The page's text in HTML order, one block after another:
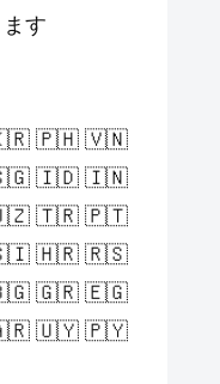
す
🇵🇭 🇻🇳
🇮🇩 🇮🇳
🇹🇷 🇵🇹
🇭🇷 🇷🇸
🇬🇷 🇪🇬
🇺🇾 🇵🇾